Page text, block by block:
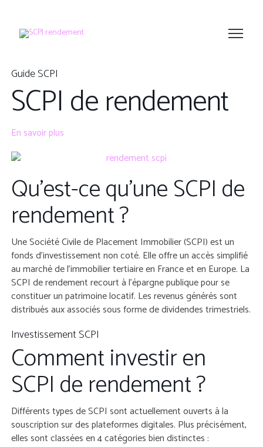
Guide SCPI
SCPI de rendement
En savoir plus
Qu’est-ce qu’une SCPI de
rendement ?
Une Société Civile de Placement Immobilier (SCPI) est un
fonds d’investissement non coté. Elle offre un accès simplifié
au marché de l’immobilier tertiaire en France et en Europe. La
SCPI de rendement recourt à l’épargne publique pour se
constituer un patrimoine locatif. Les revenus générés sont
distribués aux associés sous forme de dividendes trimestriels.
Investissement SCPI
Comment investir en
SCPI de rendement ?
Différents types de SCPI sont actuellement ouverts à la
souscription sur des plateformes digitales. Plus précisément,
elles sont classées en 4 catégories bien distinctes :